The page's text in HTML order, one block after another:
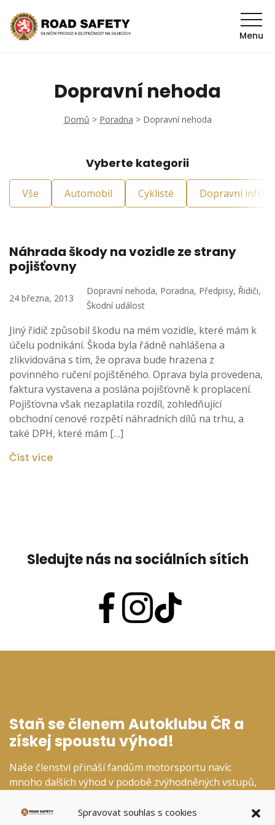
Spravovat souhlas s cookies
Menu
Dopravní nehoda
Domů > Poradna > Dopravní nehoda
Vyberte kategorii
Vše Automobil Cyklisté Dopravní
Náhrada škody na vozidle ze strany
pojišťovny
24 března, 2013
Dopravní nehoda, Poradna, Předpisy, Řidiči,
Škodní událost
Jiný řidič způsobil škodu na mém vozidle, které mám k
účelu podnikání. Škoda byla řádně nahlášena a
zlikvidována s tím, že oprava bude hrazena z
povinného ručení pojištěného. Oprava byla provedena,
faktura vystavena a poslána pojišťovně k proplacení.
Pojišťovna však nezaplatila rozdíl, zohledňující
obchodní cenové rozpětí náhradních dílů na trhu, a
také DPH, které mám […]
Číst více
Sledujte nás na sociálních sítích
Staň se členem Autoklubu ČR a
získej spoustu výhod!
Naše členství přináší fandům motorsportu navíc
mnoho dalších výhod v podobě zvýhodněných vstupů,
kategoriích.